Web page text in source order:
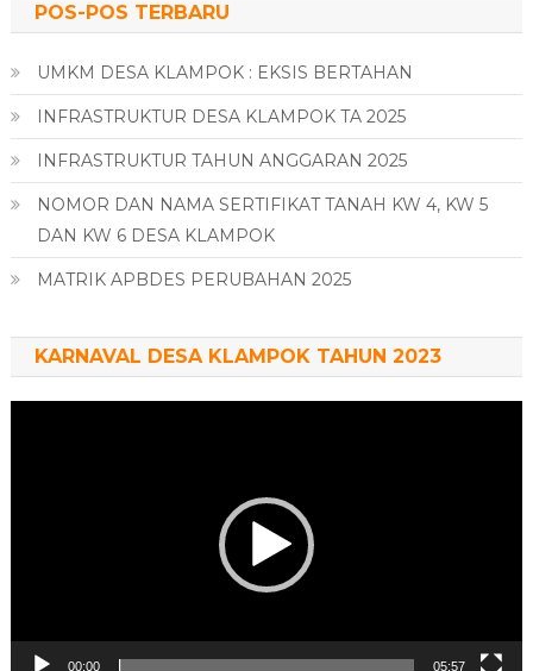
POS-POS TERBARU
UMKM DESA KLAMPOK : EKSIS BERTAHAN
INFRASTRUKTUR DESA KLAMPOK TA 2025
INFRASTRUKTUR TAHUN ANGGARAN 2025
NOMOR DAN NAMA SERTIFIKAT TANAH KW 4, KW 5
DAN KW 6 DESA KLAMPOK
MATRIK APBDES PERUBAHAN 2025
KARNAVAL DESA KLAMPOK TAHUN 2023
00:00 05:57